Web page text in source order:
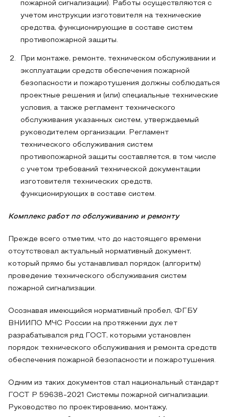
пожарной сигнализации). Работы осуществляются с
учетом инструкции изготовителя на технические
средства, функционирующие в составе систем
противопожарной защиты.
При монтаже, ремонте, техническом обслуживании и
эксплуатации средств обеспечения пожарной
безопасности и пожаротушения должны соблюдаться
проектные решения и (или) специальные технические
условия, а также регламент технического
обслуживания указанных систем, утверждаемый
руководителем организации. Регламент
технического обслуживания систем
противопожарной защиты составляется, в том числе
с учетом требований технической документации
изготовителя технических средств,
функционирующих в составе систем.
Комплекс работ по обслуживанию и ремонту
Прежде всего отметим, что до настоящего времени
отсутствовал актуальный нормативный документ,
который прямо бы устанавливал порядок (алгоритм)
проведение технического обслуживания систем
пожарной сигнализации.
Осознавая имеющийся нормативный пробел, ФГБУ
ВНИИПО МЧС России на протяжении дух лет
разрабатывался ряд ГОСТ, которыми установлен
порядок технического обслуживания и ремонта средств
обеспечения пожарной безопасности и пожаротушения.
Одним из таких документов стал национальный стандарт
ГОСТ Р 59638-2021 Системы пожарной сигнализации.
Руководство по проектированию, монтажу,